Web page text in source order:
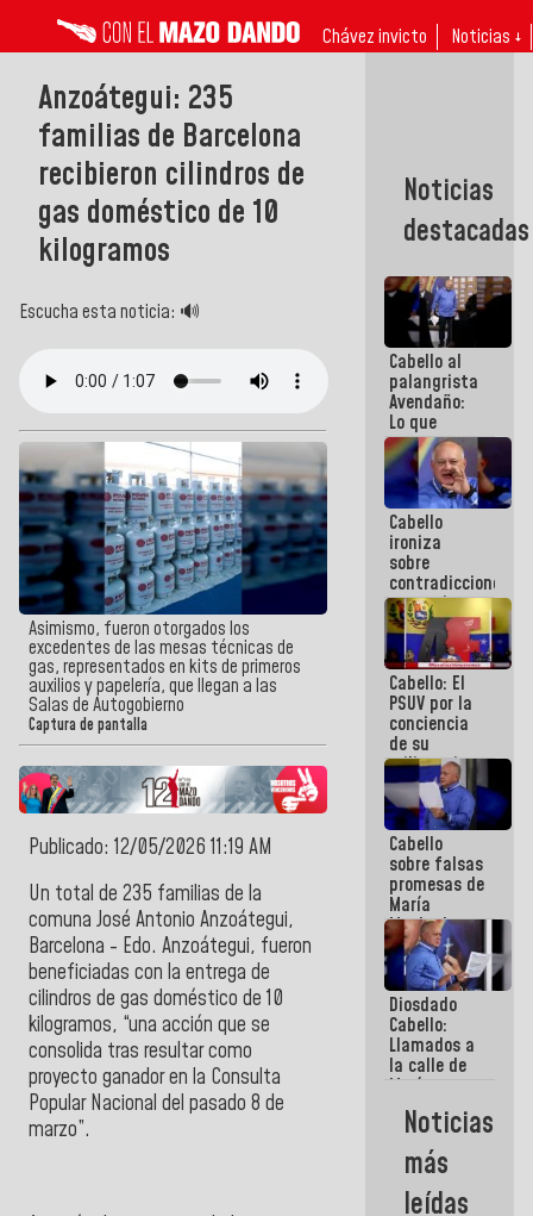
Chávez invicto Noticias ↓
Anzoátegui: 235
familias de Barcelona
recibieron cilindros de
gas doméstico de 10
kilogramos
Escucha esta noticia: 🔊
Asimismo, fueron otorgados los
excedentes de las mesas técnicas de
gas, representados en kits de primeros
auxilios y papelería, que llegan a las
Salas de Autogobierno
Captura de pantalla
Publicado: 12/05/2026 11:19 AM
Un total de 235 familias de la
comuna José Antonio Anzoátegui,
Barcelona - Edo. Anzoátegui, fueron
beneficiadas con la entrega de
cilindros de gas doméstico de 10
kilogramos, “una acción que se
consolida tras resultar como
proyecto ganador en la Consulta
Popular Nacional del pasado 8 de
marzo”.
Noticias
destacadas
Cabello al
palangrista
Avendaño:
Lo que
vayas a
escribir
hazlo hoy
por que no
sabemos si
la semana
que viene
hay
programa
Cabello
ironiza
sobre
contradicciones
y mentiras
de María
Machado:
¡Créanle!
Cabello: El
PSUV por la
conciencia
de su
militancia
es la
organización
política más
sólida de
Venezuela
Cabello
sobre falsas
promesas de
María
Machado:
¿Quién le
puede creer?
¿Y la gente
que ella iba
a salvar en
La Guaira?
Diosdado
Cabello:
Llamados a
la calle de
María
Machado se
estrellaron
de frente
contra el
Pueblo
Noticias
más
leídas